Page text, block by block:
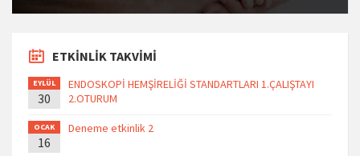
ETKİNLİK TAKVİMİ
EYLÜL
30
ENDOSKOPİ HEMŞİRELİĞİ STANDARTLARI 1.ÇALIŞTAYI
2.OTURUM
OCAK
16
Deneme etkinlik 2